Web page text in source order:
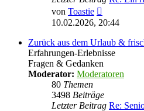
von Toastie
Beitrag
10.02.2026, 20:44
Zurück aus dem Urlaub &
Erfahrungen-Erlebnisse
Fragen & Gedanken
Moderator: Moderatoren
80 Themen
3498 Beiträge
Letzter Beitrag Re: